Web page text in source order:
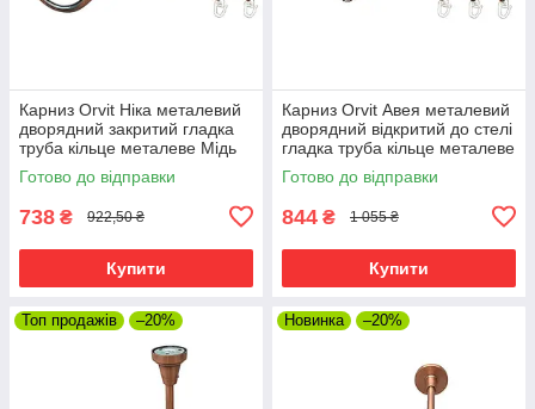
Карниз Orvit Ніка металевий
дворядний закритий гладка
труба кільце металеве Мідь
16\16 мм 120 см (00-
00019915)
Готово до відправки
738 ₴ 922,50 ₴
Купити
Карниз Orvit Авея металевий
дворядний відкритий до стелі
гладка труба кільце металеве
Мідь 16\16 мм 120 см (00-
00020021)
Готово до відправки
844 ₴ 1 055 ₴
Купити
Топ продажів –20% Новинка –20%